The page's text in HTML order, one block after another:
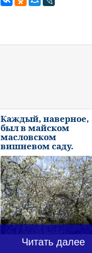
Каждый, наверное,
был в майском
масловском
вишневом саду.
Читать далее